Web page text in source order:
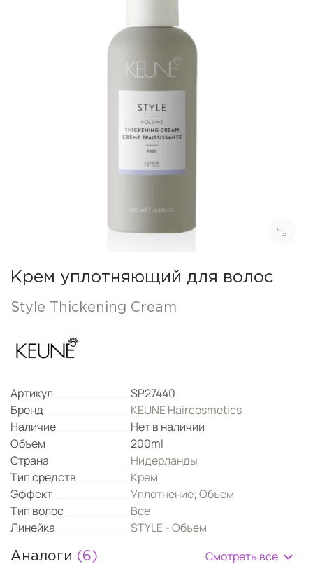
Крем уплотняющий для волос
Style Thickening Cream
Артикул
SP27440
Бренд
KEUNE Haircosmetics
Наличие
Нет в наличии
Объем
200ml
Страна
Нидерланды
Тип средств
Крем
Эффект
Уплотнение;Объем
Тип волос
Все
Линейка
STYLE - Объем
Аналоги (6) Смотреть все